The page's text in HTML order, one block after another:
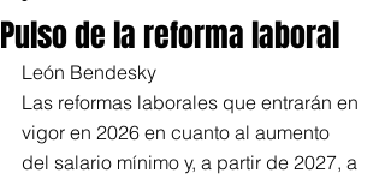
Pulso de la reforma laboral
León Bendesky
Las reformas laborales que entrarán en
vigor en 2026 en cuanto al aumento
del salario mínimo y, a partir de 2027, a